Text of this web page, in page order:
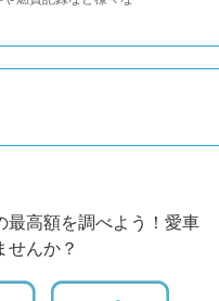
最高額を調べよう！愛車
せんか？